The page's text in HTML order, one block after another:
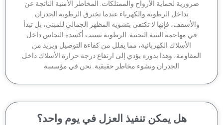
لحماية الأرواح والممتلكات. المخاطر الأمنية الناتجة عن
تداخل الرطوبة والكهرباء عندما تخترق الرطوبة الجدران
فإنها لا تكتفي بتشويه المظهر الجمالي للمبنى، بل تبدأ
في مهاجمة البنية التحتية. الرطوبة تسبب أكسدة النحاس داخل
الأسلاك الكهربائية، مما يقلل من كفاءة التوصيل ويزيد من
وهذا بدوره يؤدي إلى ارتفاع درجة حرارة الأسلاك داخل
الجدران ونشوء مخاطر حقيقية. نحن في مؤسسة
هل يمكن تنفيذ العزل في يوم واحد؟